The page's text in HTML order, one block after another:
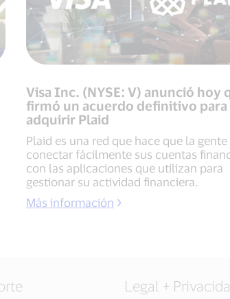
Visa Inc. (NYSE: V) anunció hoy
firmó un acuerdo definitivo para
adquirir Plaid
Plaid es una red que hace que la
conectar fácilmente sus cuentas
con las aplicaciones que utilizan para
gestionar su actividad financiera.
Más información
Legal +